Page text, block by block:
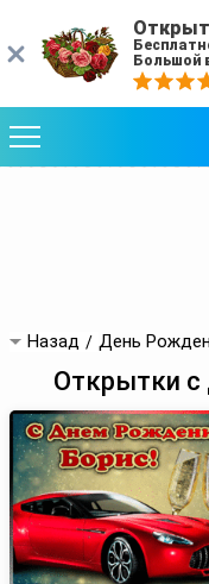
Назад День
Открытки с
Большой